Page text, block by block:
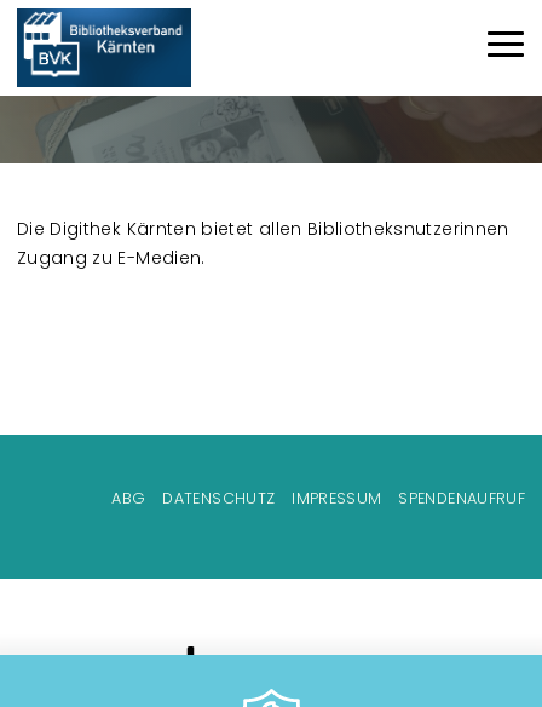
Die Digithek Kärnten bietet allen Bibliotheksnutzerinnen
Zugang zu E-Medien.
Fußzeilenmenü
ABG DATENSCHUTZ IMPRESSUM SPENDENAUFRUF